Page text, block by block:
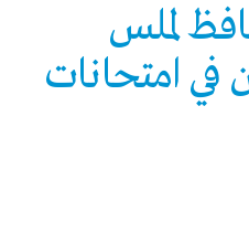
لملس‏
في امتحانات